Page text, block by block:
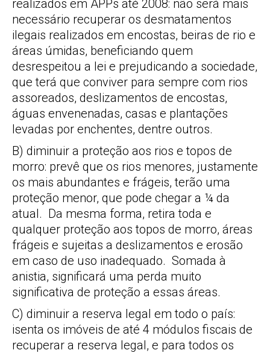
realizados em APPs até 2008: não será mais
necessário recuperar os desmatamentos
ilegais realizados em encostas, beiras de rio e
áreas úmidas, beneficiando quem
desrespeitou a lei e prejudicando a sociedade,
que terá que conviver para sempre com rios
assoreados, deslizamentos de encostas,
águas envenenadas, casas e plantações
levadas por enchentes, dentre outros.
B) diminuir a proteção aos rios e topos de
morro: prevê que os rios menores, justamente
os mais abundantes e frágeis, terão uma
proteção menor, que pode chegar a ¼ da
atual. Da mesma forma, retira toda e
qualquer proteção aos topos de morro, áreas
frágeis e sujeitas a deslizamentos e erosão
em caso de uso inadequado. Somada à
anistia, significará uma perda muito
significativa de proteção a essas áreas.
C) diminuir a reserva legal em todo o país:
isenta os imóveis de até 4 módulos fiscais de
recuperar a reserva legal, e para todos os